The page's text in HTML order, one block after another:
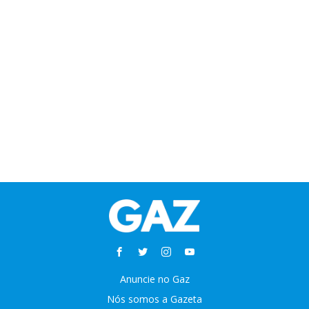
Anuncie no Gaz
Nós somos a Gazeta